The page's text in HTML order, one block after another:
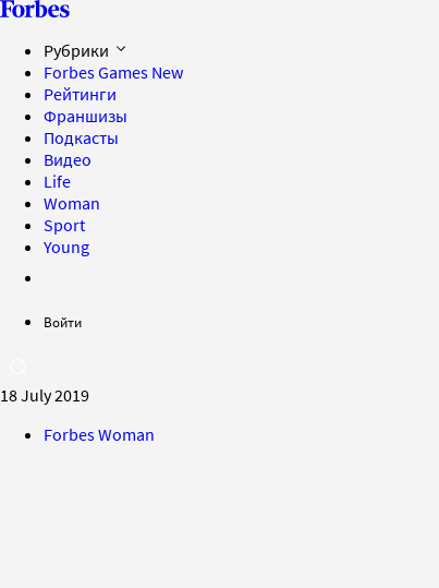
Рубрики
Forbes Games New
Рейтинги
Франшизы
Подкасты
Видео
Life
Woman
Sport
Young
Войти
18 July 2019
Forbes Woman